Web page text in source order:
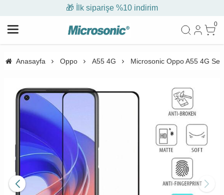
🎁 İlk siparişe %10 indirim
0
Anasayfa Oppo A55 4G Microsonic Oppo A55 4G